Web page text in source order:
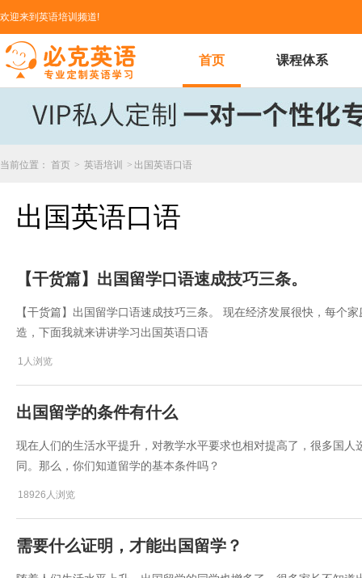
欢迎来到英语培训频道!
首页 课程体系
当前位置： 首页 > 英语培训 > 出国英语口语
出国英语口语
【干货篇】出国留学口语速成技巧三条。
【干货篇】出国留学口语速成技巧三条。 现在经济发展很快，每个
造，下面我就来讲讲学习出国英语口语
1人浏览
出国留学的条件有什么
现在人们的生活水平提升，对教学水平要求也相对提高了，很多国
同。那么，你们知道留学的基本条件吗？
18926人浏览
需要什么证明，才能出国留学？